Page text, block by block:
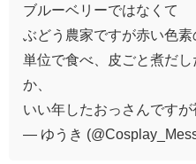
ブルーベリーではなくて
ぶどう農家ですが赤い色
単位で食べ、皮ごと煮だ
か、
いい年したおっさんですが
— ゆうき